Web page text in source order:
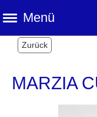
Menü
Zurück
MARZIA